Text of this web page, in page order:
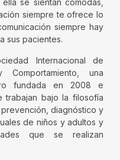
se sientan cómodas,
siempre te ofrece lo
siempre hay
sus pacientes.
Internacional de
una
fundada en 2008 e
trabajan bajo la filosofía
diagnóstico y
de niños y adultos y
que se realizan